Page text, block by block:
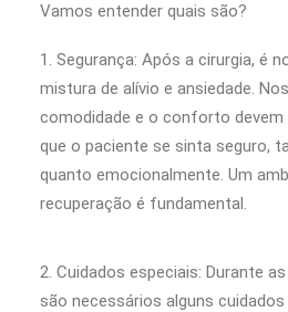
Vamos entender quais são?
1. Segurança: Após a cirurgia, é
mistura de alívio e ansiedade.
comodidade e o conforto devem
que o paciente se sinta seguro,
quanto emocionalmente. Um
recuperação é fundamental.
2. Cuidados especiais: Durante
são necessários alguns